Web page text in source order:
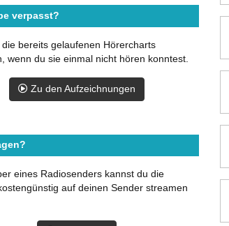
verpasst?
die bereits gelaufenen Hörercharts
wenn du sie einmal nicht hören konntest.
Zu den Aufzeichnungen
eines Radiosenders kannst du die
auf deinen Sender streamen